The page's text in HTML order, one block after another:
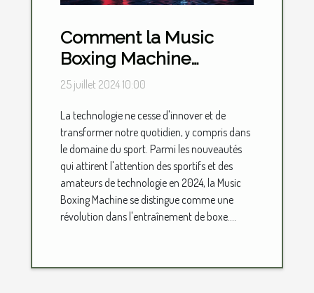
Comment la Music
Boxing Machine
révolutionne
25 juillet 2024 10:00
La technologie ne cesse d'innover et de
transformer notre quotidien, y compris dans
le domaine du sport. Parmi les nouveautés
qui attirent l'attention des sportifs et des
amateurs de technologie en 2024, la Music
Boxing Machine se distingue comme une
révolution dans l'entraînement de boxe....